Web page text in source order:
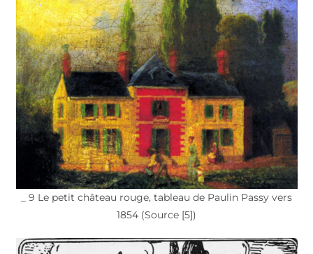
_ 9 Le petit château rouge, tableau de Paulin Passy vers
1854 (Source [5])